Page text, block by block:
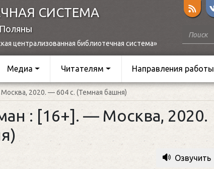
СИСТЕМА
централизованная библиотечная система»
Медиа Читателям Направления работы
2020. — 604 с. (Темная башня)
: [16+]. — Москва, 2020.
Озвучить